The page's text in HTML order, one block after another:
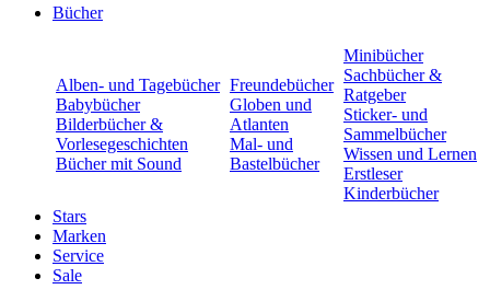
Bücher
Alben- und Tagebücher
Babybücher
Bilderbücher &
Vorlesegeschichten
Bücher mit Sound
Freundebücher
Globen und
Atlanten
Mal- und
Bastelbücher
Minibücher
Sachbücher &
Ratgeber
Sticker- und
Sammelbücher
Wissen und Lernen
Erstleser
Kinderbücher
Stars
Marken
Service
Sale